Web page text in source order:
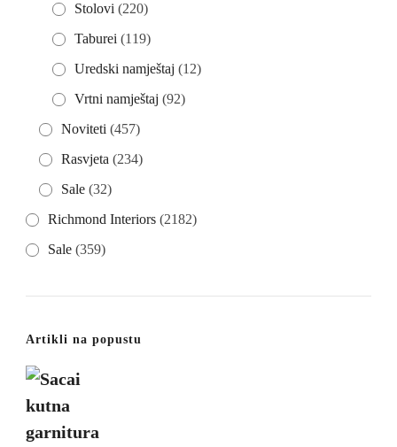
Stolovi (220)
Taburei (119)
Uredski namještaj (12)
Vrtni namještaj (92)
Noviteti (457)
Rasvjeta (234)
Sale (32)
Richmond Interiors (2182)
Sale (359)
Artikli na popustu